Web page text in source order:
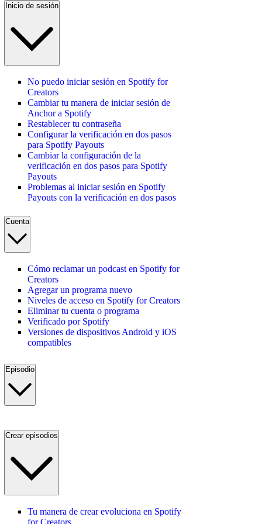
Inicio de sesión
No puedo iniciar sesión en Spotify for
Creators
Cambiar tu manera de iniciar sesión de
Anchor a Spotify
Restablecer tu contraseña
Configurar la verificación en dos pasos
para Spotify Payouts
Cambiar la configuración de la
verificación en dos pasos para Spotify
Payouts
Problemas al iniciar sesión en Spotify
Payouts con la verificación en dos pasos
Cuenta
Cómo reclamar un podcast en Spotify for
Creators
Agregar un programa nuevo
Niveles de acceso en Spotify for Creators
Eliminar tu cuenta o programa
Verificado por Spotify
Versiones de dispositivos Android y iOS
compatibles
Episodio
Crear episodios
Tu manera de crear evoluciona en Spotify
for Creators